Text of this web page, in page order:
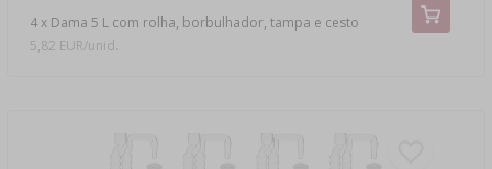
4 x Dama 5 L com rolha, borbulhador, tampa e cesto
5,82 EUR/unid.